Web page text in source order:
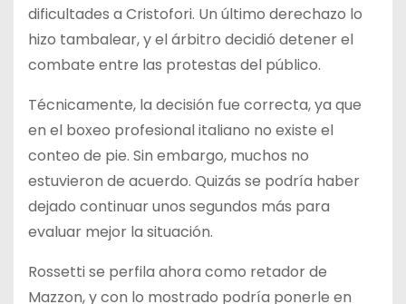
dificultades a Cristofori. Un último derechazo lo
hizo tambalear, y el árbitro decidió detener el
combate entre las protestas del público.
Técnicamente, la decisión fue correcta, ya que
en el boxeo profesional italiano no existe el
conteo de pie. Sin embargo, muchos no
estuvieron de acuerdo. Quizás se podría haber
dejado continuar unos segundos más para
evaluar mejor la situación.
Rossetti se perfila ahora como retador de
Mazzon, y con lo mostrado podría ponerle en